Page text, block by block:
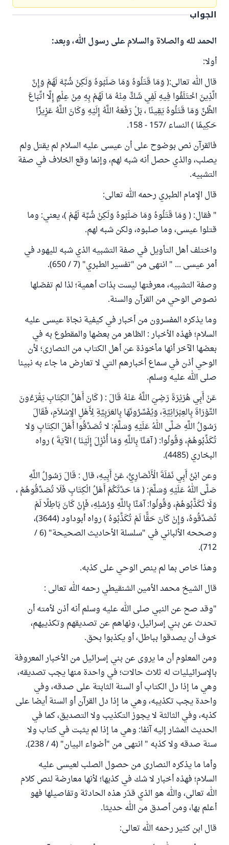
الجواب
الحمد لله والصلاة والسلام على رسول الله، وبعد:
أولا:
قال الله تعالى:( وَمَا قَتَلُوهُ وَمَا صَلَبُوهُ وَلَكِنْ شُبِّهَ لَهُمْ وَإِنَّ
الَّذِينَ اخْتَلَفُوا فِيهِ لَفِي شَكٍّ مِنْهُ مَا لَهُمْ بِهِ مِنْ عِلْمٍ إِلَّا اتِّبَاعَ
الظَّنِّ وَمَا قَتَلُوهُ يَقِينًا ، بَلْ رَفَعَهُ اللَّهُ إِلَيْهِ وَكَانَ اللَّهُ عَزِيزًا
حَكِيمًا ) النساء /157 - 158.
فالقرآن نص بوضوح على أن عيسى عليه السلام لم يقتل ولم
يصلب، والذي حصل أنه شبه لهم، وإنما وقع الخلاف في صفة
التشبيه.
قال الإمام الطبري رحمه الله تعالى:
" فقال: ( وَمَا قَتَلُوهُ وَمَا صَلَبُوهُ وَلَكِنْ شُبِّهَ لَهُمْ )، يعني: وما
قتلوا عيسى، وما صلبوه، ولكن شبه لهم.
واختلف أهل التأويل في صفة التشبيه الذي شبه لليهود في
أمر عيسى ... " انتهى من "تفسير الطبري" (7 / 650).
وصفة التشبيه، معرفتها ليست بذات أهمية؛ لذا لم تفصّلها
نصوص الوحي من القرآن والسنة.
وما يذكره المفسرون من أخبار في كيفية نجاة عيسى عليه
السلام؛ فهذه الأخبار : الظاهر من بعضها والمقطوع به في
بعضها الآخر أنها مأخوذة عن أهل الكتاب من النصارى؛ لأن
الوحي أذن في سماع أخبارهم التي لا تعارض ما جاء به نبينا
صلى الله عليه وسلم.
عَنْ أَبِي هُرَيْرَةَ رَضِيَ اللَّهُ عَنْهُ قَالَ : ( كَانَ أَهْلُ الكِتَابِ يَقْرَءُونَ
التَّوْرَاةَ بِالعِبْرَانِيَّةِ، وَيُفَسِّرُونَهَا بِالعَرَبِيَّةِ لِأَهْلِ الإِسْلاَمِ، فَقَالَ
رَسُولُ اللَّهِ صَلَّى اللهُ عَلَيْهِ وَسَلَّمَ: لا تُصَدِّقُوا أَهْلَ الكِتَابِ وَلا
تُكَذِّبُوهُمْ، وَقُولُوا: ( آمَنَّا بِاللَّهِ وَمَا أُنْزِلَ إِلَيْنَا ) الآيَةَ ) رواه
البخاري (4485).
وعن ابْنُ أَبِي نَمْلَةَ الْأَنْصَارِيُّ، عَنْ أَبِيهِ، قال : قَالَ رَسُولُ اللَّهِ
صَلَّى اللهُ عَلَيْهِ وَسَلَّمَ: ( مَا حَدَّثَكُمْ أَهْلُ الْكِتَابِ فَلَا تُصَدِّقُوهُمْ ،
وَلَا تُكَذِّبُوهُمْ، وَقُولُوا: آمَنَّا بِاللَّهِ وَرُسُلِهِ، فَإِنْ كَانَ بَاطِلًا لَمْ
تُصَدِّقُوهُ، وَإِنْ كَانَ حَقًّا لَمْ تُكَذِّبُوهُ ) رواه أبوداود (3644)،
وصححه الألباني في "سلسلة الأحاديث الصحيحة" (6 /
712).
وهذا خاص بما لم ينص الوحي على كذبه.
قال الشيخ محمد الأمين الشنقيطي رحمه الله تعالى :
"وقد صح عن النبي صلى الله عليه وسلم أنه أذن لأمته أن
تحدث عن بني إسرائيل، ونهاهم عن تصديقهم وتكذيبهم،
خوف أن يصدقوا بباطل، أو يكذبوا بحق.
ومن المعلوم أن ما يروى عن بني إسرائيل من الأخبار المعروفة
بالإسرائيليات له ثلاث حالات؛ في واحدة منها يجب تصديقه،
وهي ما إذا دل الكتاب أو السنة الثابتة على صدقه، وفي
واحدة يجب تكذيبه، وهي ما إذا دل القرآن أو السنة أيضا على
كذبه، وفي الثالثة لا يجوز التكذيب ولا التصديق، كما في
الحديث المشار إليه آنفا: وهي ما إذا لم يثبت في كتاب ولا
سنة صدقه ولا كذبه " انتهى من "أضواء البيان" (4 / 238).
وأما ما يذكره النصارى من حصول الصلب لعيسى عليه
السلام؛ فهذه أخبار لا شك في كذبها؛ لأنها معارضة لنص كلام
الله تعالى، والله هو الذي قدّر هذه الحادثة وتفاصيلها فهو
أعلم بها، ومن أصدق من الله حديثا.
قال ابن كثير رحمه الله تعالى: